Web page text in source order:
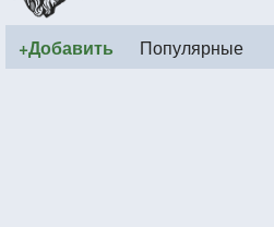
+Добавить Популярные